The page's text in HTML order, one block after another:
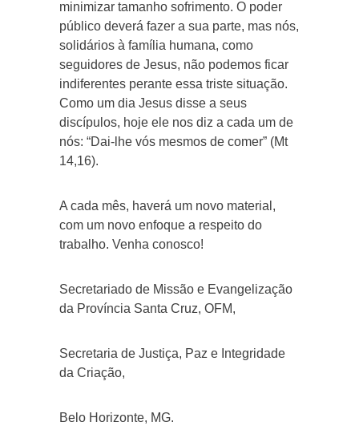
minimizar tamanho sofrimento. O poder
público deverá fazer a sua parte, mas nós,
solidários à família humana, como
seguidores de Jesus, não podemos ficar
indiferentes perante essa triste situação.
Como um dia Jesus disse a seus
discípulos, hoje ele nos diz a cada um de
nós: “Dai-lhe vós mesmos de comer” (Mt
14,16).
A cada mês, haverá um novo material,
com um novo enfoque a respeito do
trabalho. Venha conosco!
Secretariado de Missão e Evangelização
da Província Santa Cruz, OFM,
Secretaria de Justiça, Paz e Integridade
da Criação,
Belo Horizonte, MG.